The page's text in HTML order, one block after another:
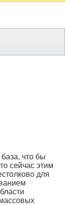
что бы
сейчас этим
для